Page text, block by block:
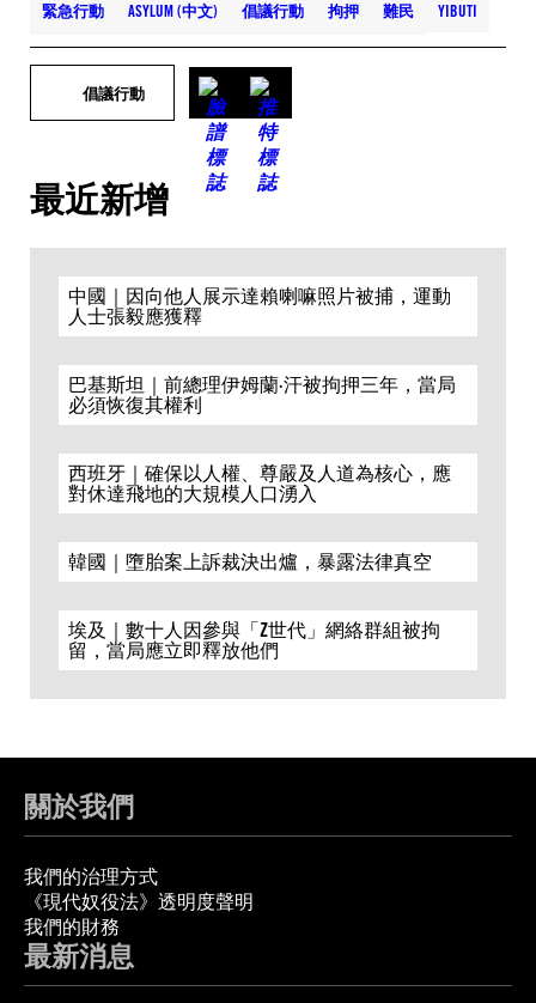
緊急行動 ASYLUM (中文) 倡議行動 拘押 難民 YIBUTI
倡議行動
最近新增
中國｜因向他人展示達賴喇嘛照片被捕，運動
人士張毅應獲釋
巴基斯坦｜前總理伊姆蘭·汗被拘押三年，當局
必須恢復其權利
西班牙｜確保以人權、尊嚴及人道為核心，應
對休達飛地的大規模人口湧入
韓國｜墮胎案上訴裁決出爐，暴露法律真空
埃及｜數十人因參與「Z世代」網絡群組被拘
留，當局應立即釋放他們
關於我們
我們的治理方式
《現代奴役法》透明度聲明
我們的財務
最新消息